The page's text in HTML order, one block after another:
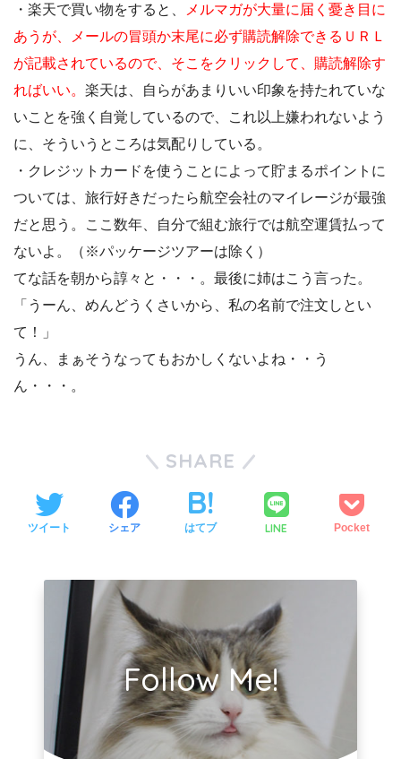
・楽天で買い物をすると、
メルマガが大量に届く憂き目に
あうが、メールの冒頭か末尾に必ず購読解除できるＵＲＬ
が記載されているので、そこをクリックして、購読解除す
ればいい。 楽天は、自らがあまりいい印象を持たれていな
いことを強く自覚しているので、これ以上嫌われないよう
に、そういうところは気配りしている。
・クレジットカードを使うことによって貯まるポイントに
ついては、旅行好きだったら航空会社のマイレージが最強
だと思う。ここ数年、自分で組む旅行では航空運賃払って
ないよ。（※パッケージツアーは除く）
てな話を朝から諄々と・・・。最後に姉はこう言った。
「うーん、めんどうくさいから、私の名前で注文しとい
て！」
うん、まぁそうなってもおかしくないよね・・う
ん・・・。
SHARE
ツイート シェア はてブ LINE Pocket
Follow Me!